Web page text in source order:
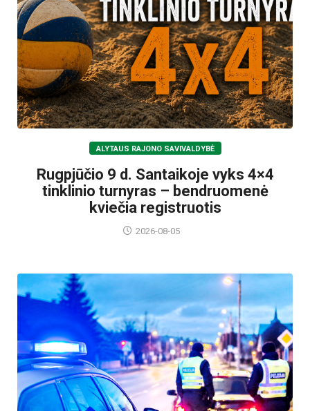
ALYTAUS RAJONO SAVIVALDYBĖ
Rugpjūčio 9 d. Santaikoje vyks 4×4
tinklinio turnyras – bendruomenė
kviečia registruotis
2026-08-05